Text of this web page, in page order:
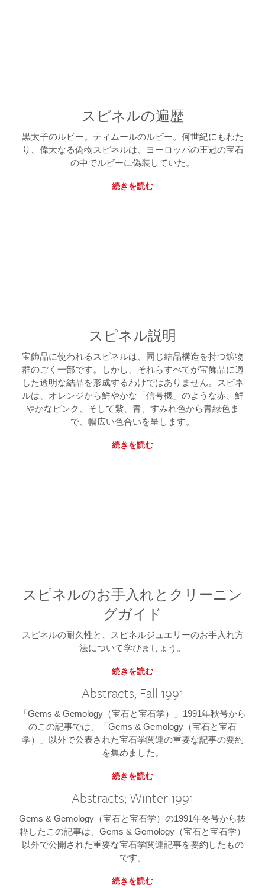
スピネルの遍歴
黒太子のルビー。ティムールのルビー。何世紀にもわた
り、偉大なる偽物スピネルは、ヨーロッパの王冠の宝石
の中でルビーに偽装していた。
続きを読む
スピネル説明
宝飾品に使われるスピネルは、同じ結晶構造を持つ鉱物
群のごく一部です。しかし、それらすべてが宝飾品に適
した透明な結晶を形成するわけではありません。スピネ
ルは、オレンジから鮮やかな「信号機」のような赤、鮮
やかなピンク、そして紫、青、すみれ色から青緑色ま
で、幅広い色合いを呈します。
続きを読む
スピネルのお手入れとクリーニン
グガイド
スピネルの耐久性と、スピネルジュエリーのお手入れ方
法について学びましょう。
続きを読む
Abstracts; Fall 1991
「Gems & Gemology（宝石と宝石学）」1991年秋号から
のこの記事では、「Gems & Gemology（宝石と宝石
学）」以外で公表された宝石学関連の重要な記事の要約
を集めました。
続きを読む
Abstracts; Winter 1991
Gems & Gemology（宝石と宝石学）の1991年冬号から抜
粋したこの記事は、Gems & Gemology（宝石と宝石学）
以外で公開された重要な宝石学関連記事を要約したもの
です。
続きを読む